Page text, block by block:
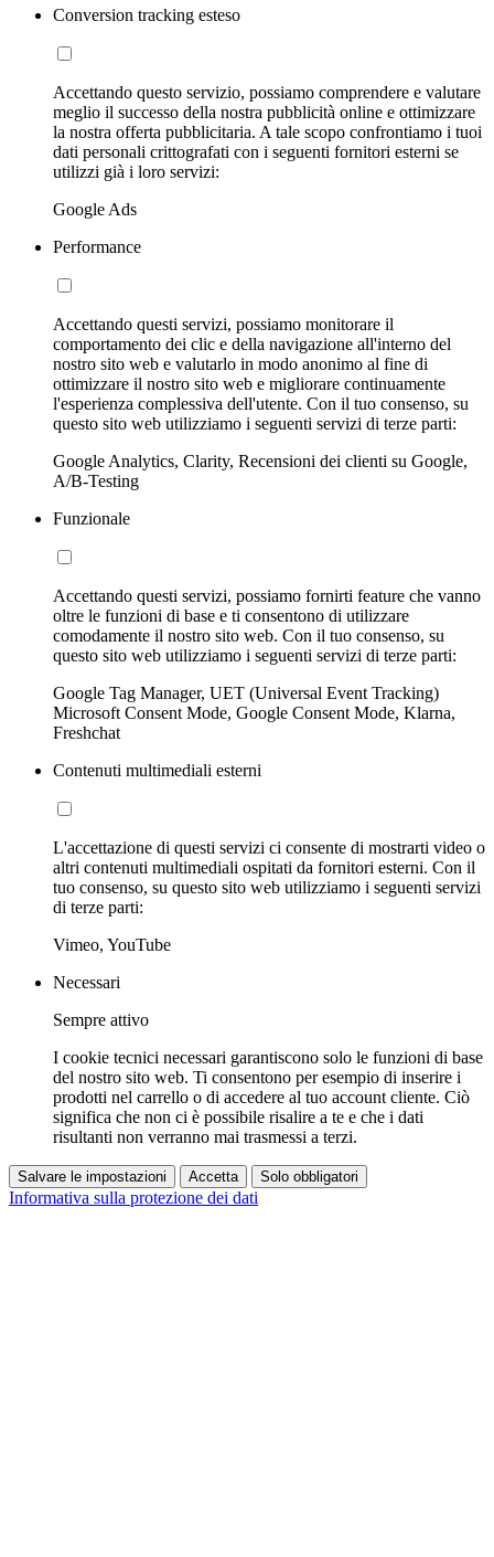
Conversion tracking esteso
Accettando questo servizio, possiamo comprendere e valutare
meglio il successo della nostra pubblicità online e ottimizzare
la nostra offerta pubblicitaria. A tale scopo confrontiamo i tuoi
dati personali crittografati con i seguenti fornitori esterni se
utilizzi già i loro servizi:
Google Ads
Performance
Accettando questi servizi, possiamo monitorare il
comportamento dei clic e della navigazione all'interno del
nostro sito web e valutarlo in modo anonimo al fine di
ottimizzare il nostro sito web e migliorare continuamente
l'esperienza complessiva dell'utente. Con il tuo consenso, su
questo sito web utilizziamo i seguenti servizi di terze parti:
Google Analytics, Clarity, Recensioni dei clienti su Google,
A/B-Testing
Funzionale
Accettando questi servizi, possiamo fornirti feature che vanno
oltre le funzioni di base e ti consentono di utilizzare
comodamente il nostro sito web. Con il tuo consenso, su
questo sito web utilizziamo i seguenti servizi di terze parti:
Google Tag Manager, UET (Universal Event Tracking)
Microsoft Consent Mode, Google Consent Mode, Klarna,
Freshchat
Contenuti multimediali esterni
L'accettazione di questi servizi ci consente di mostrarti video o
altri contenuti multimediali ospitati da fornitori esterni. Con il
tuo consenso, su questo sito web utilizziamo i seguenti servizi
di terze parti:
Vimeo, YouTube
Necessari
Sempre attivo
I cookie tecnici necessari garantiscono solo le funzioni di base
del nostro sito web. Ti consentono per esempio di inserire i
prodotti nel carrello o di accedere al tuo account cliente. Ciò
significa che non ci è possibile risalire a te e che i dati
risultanti non verranno mai trasmessi a terzi.
Salvare le impostazioni Accetta Solo obbligatori
Informativa sulla protezione dei dati